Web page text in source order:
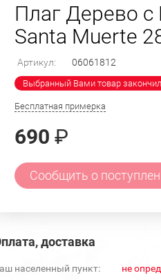
Плаг Дерево с
Santa Muerte
Артикул: 06061812
Выбранный Вами товар
Бесплатная примерка
690 ₽
Сообщить о
доставка
населенный пункт: не